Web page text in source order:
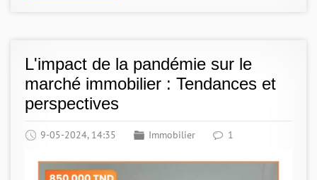
L'impact de la pandémie sur le
marché immobilier : Tendances et
perspectives
9-05-2024, 14:35 Immobilier 1